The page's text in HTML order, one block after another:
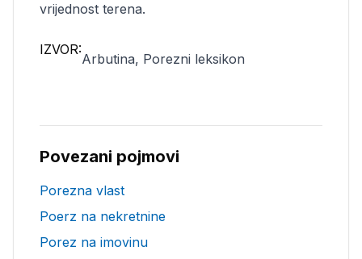
vrijednost terena.
IZVOR:
Arbutina, Porezni leksikon
Povezani pojmovi
Porezna vlast
Poerz na nekretnine
Porez na imovinu